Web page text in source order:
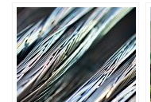
управления
финансами в
производстве
металоизделий